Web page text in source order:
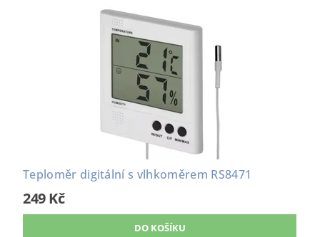
Teploměr digitální s vlhkoměrem RS8471
249 Kč